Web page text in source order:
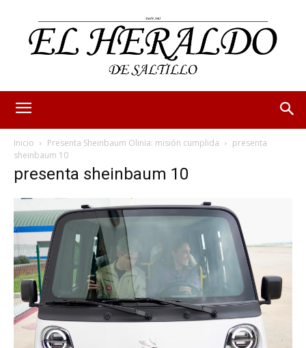
Inicio Presenta Sheinbaum Olinia: misión cumplida
presenta
sheinbaum 10
presenta sheinbaum 10